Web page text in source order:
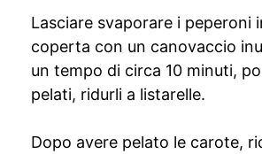
Lasciare svaporare i peperoni
coperta con un canovaccio
un tempo di circa 10 minuti,
pelati, ridurli a listarelle.
Dopo avere pelato le carote,